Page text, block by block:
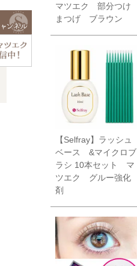
マツエク 部分つけ
まつげ ブラウン
【Selfray】ラッシュ
ベース &マイクロブ
ラシ 10本セット マ
ツエク グルー強化
剤